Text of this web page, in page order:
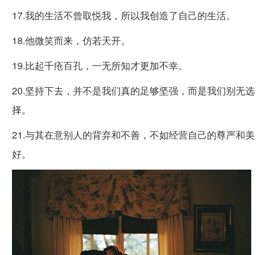
17.我的生活不曾取悦我，所以我创造了自己的生活。
18.他微笑而来，仿若天开。
19.比起千疮百孔，一无所知才更加不幸。
20.坚持下去，并不是我们真的足够坚强，而是我们别无选
择。
21.与其在意别人的背弃和不善，不如经营自己的尊严和美
好。